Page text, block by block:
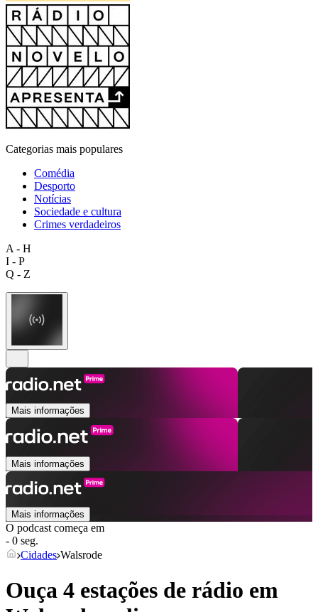
Categorias mais populares
Comédia
Desporto
Notícias
Sociedade e cultura
Crimes verdadeiros
A - H
I - P
Q - Z
Mais informações
Mais informações
Mais informações
O podcast começa em
- 0 seg.
Cidades Walsrode
Ouça 4 estações de rádio em